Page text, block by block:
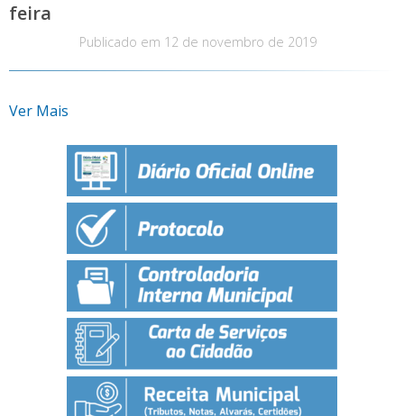
feira
Publicado em 12 de novembro de 2019
Ver Mais